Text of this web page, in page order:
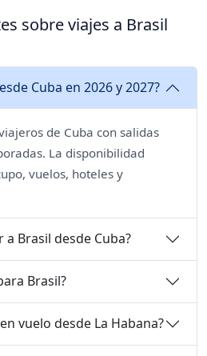
sobre viajes a Brasil
Cuba en 2026 y 2027?
de Cuba con salidas
La disponibilidad
vuelos, hoteles y
Brasil desde Cuba?
Brasil?
vuelo desde La Habana?